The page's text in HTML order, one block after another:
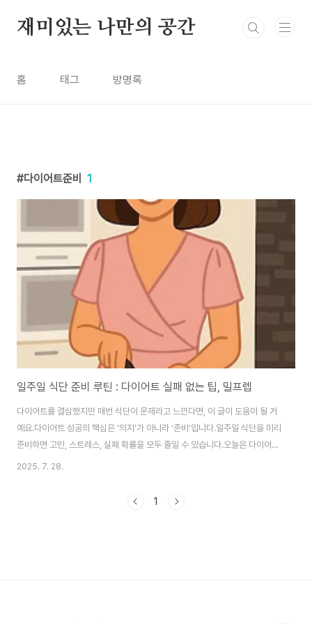
재미있는 나만의 공간
홈 태그 방명록
다이어트준비 1
일주일 식단 준비 루틴 : 다이어트 실패 없는 팁, 밀프렙
다이어트를 결심했지만 매번 식단이 문제라고 느낀다면, 이 글이 도움이 될 거
예요.다이어트 성공의 핵심은 ‘의지’가 아니라 ‘준비’입니다.일주일 식단을 미리
준비하면 고민, 스트레스, 실패 확률을 모두 줄일 수 있습니다.오늘은 다이어트
실패 없는 식단 루틴 만드는 법을 실제 루틴 예시와 함께 소개해드릴게요.🍽️ 왜
손이 가는 ‘과자/배달’ 유혹 차단칼로리, 영양소, 식비 관리까지 동시에 가능식
2025. 7. 28.
1